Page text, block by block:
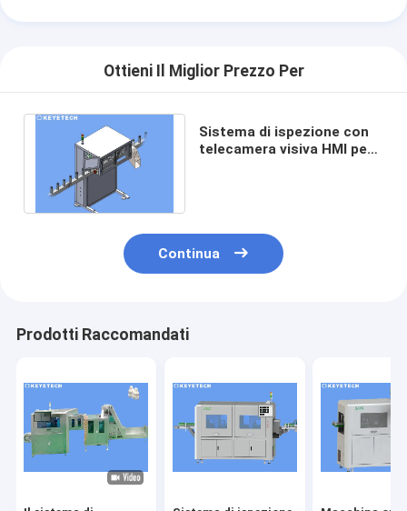
Ottieni Il Miglior Prezzo Per
Sistema di ispezione con
telecamera visiva HMI per
Continua
Prodotti Raccomandati